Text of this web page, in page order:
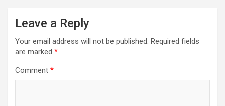
Leave a Reply
Your email address will not be published. Required fields
are marked *
Comment *